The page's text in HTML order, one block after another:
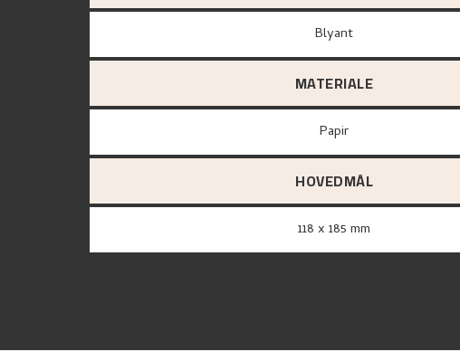
Blyant
MATERIALE
papir
HOVEDMÅL
118 x 185 mm